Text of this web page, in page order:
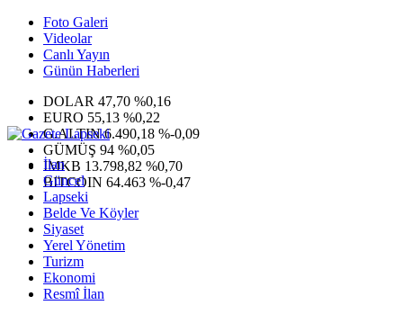
Foto Galeri
Videolar
Canlı Yayın
Günün Haberleri
DOLAR 47,70 %0,16
EURO 55,13 %0,22
G.ALTIN6.490,18 %-0,09
GÜMÜŞ 94 %0,05
IMKB 13.798,82 %0,70
BITCOIN 64.463 %-0,47
İlan
Güncel
Lapseki
Belde Ve Köyler
Siyaset
Yerel Yönetim
Turizm
Ekonomi
Resmî İlan